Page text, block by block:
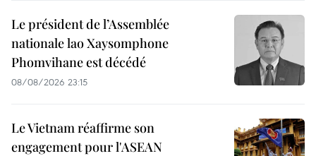
Le président de l’Assemblée
nationale lao Xaysomphone
Phomvihane est décédé
08/08/2026 23:15
Le Vietnam réaffirme son
engagement pour l'ASEAN